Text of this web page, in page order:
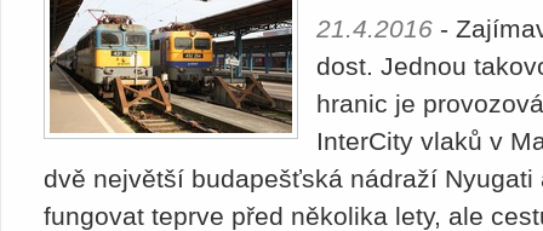
21.4.2016 -
dost. Jednou
hranic je
InterCity vlaků v
dvě největší budapešťská nádraží
fungovat teprve před několika lety, ale